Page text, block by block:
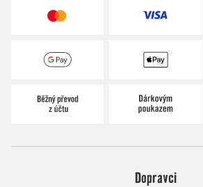
Dopravci